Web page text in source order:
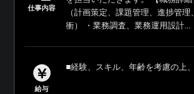
仕事内容
（計画策定、課題管理、進捗管
衝） ・業務調査、業務運用設計...
給与
■経験、スキル、年齢を考慮の上